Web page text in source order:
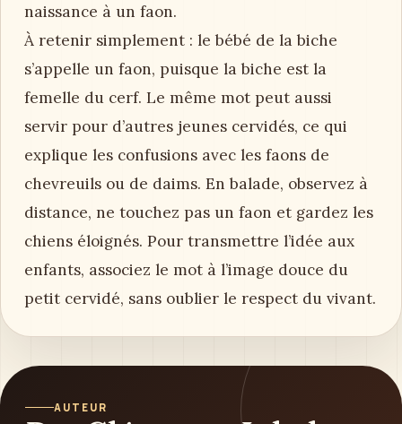
naissance à un faon.
À retenir simplement : le bébé de la biche
s’appelle un faon, puisque la biche est la
femelle du cerf. Le même mot peut aussi
servir pour d’autres jeunes cervidés, ce qui
explique les confusions avec les faons de
chevreuils ou de daims. En balade, observez à
distance, ne touchez pas un faon et gardez les
chiens éloignés. Pour transmettre l’idée aux
enfants, associez le mot à l’image douce du
petit cervidé, sans oublier le respect du vivant.
AUTEUR